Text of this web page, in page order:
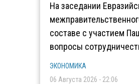
На заседании
составе с участием
вопросы
ЭКОНОМИКА
06 Августа 2026 - 22:06